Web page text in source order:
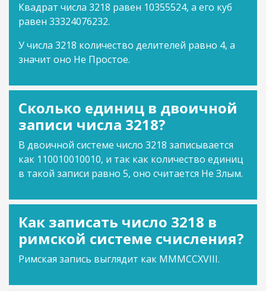
Квадрат числа 3218 равен 10355524, а его куб
равен 33324076232.
У числа 3218 количество делителей равно 4, а
значит оно Не Простое.
Сколько единиц в двоичной
записи числа 3218?
В двоичной системе число 3218 записывается
как 110010010010, и так как количество единиц
в такой записи равно 5, оно считается Не Злым.
Как записать число 3218 в
римской системе счисления?
Римская запись выглядит как MMMCCXVIII.